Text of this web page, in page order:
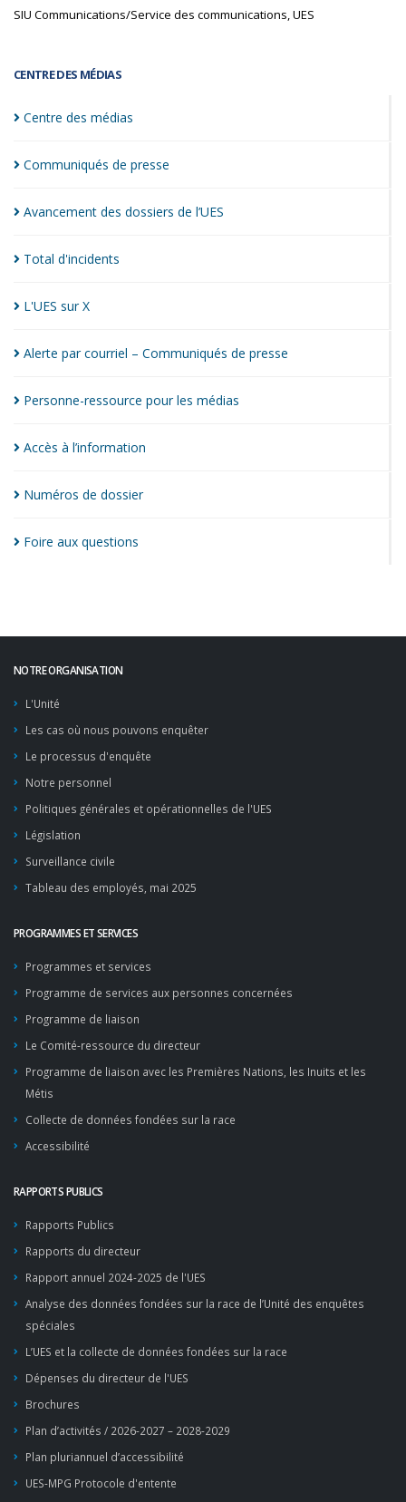
CENTRE DES MÉDIAS
Centre des médias
Communiqués de presse
Avancement des dossiers de l’UES
Total d'incidents
L'UES surX
Alerte par courriel – Communiqués de presse
Personne-ressource pour les médias
Accès à l’information
Numéros de dossier
Foire aux questions
SIU Communications/Service des communications, UES
NOTRE ORGANISATION
L'Unité
Les cas où nous pouvons enquêter
Le processus d'enquête
Notre personnel
Politiques générales et opérationnelles de l'UES
Législation
Surveillance civile
Tableau des employés, mai 2025
PROGRAMMES ET SERVICES
Programmes et services
Programme de services aux personnes concernées
Programme de liaison
Le Comité-ressource du directeur
Programme de liaison avec les Premières Nations, les Inuits et les
Métis
Collecte de données fondées sur la race
Accessibilité
RAPPORTS PUBLICS
Rapports Publics
Rapports du directeur
Rapport annuel 2024-2025 de l'UES
Analyse des données fondées sur la race de l’Unité des enquêtes
spéciales
L’UES et la collecte de données fondées sur la race
Dépenses du directeur de l'UES
Brochures
Plan d’activités / 2026-2027 – 2028-2029
Plan pluriannuel d’accessibilité
UES-MPG Protocole d'entente